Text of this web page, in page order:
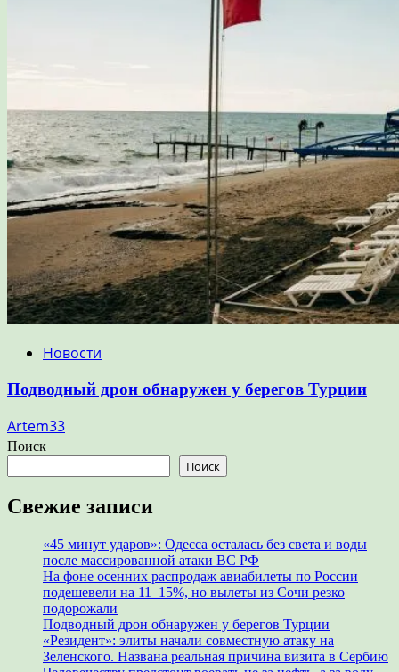
Новости
Подводный дрон обнаружен у берегов Турции
Artem33
Поиск
Поиск
Свежие записи
«45 минут ударов»: Одесса осталась без света и воды
после массированной атаки ВС РФ
На фоне осенних распродаж авиабилеты по России
подешевели на 11–15%, но вылеты из Сочи резко
подорожали
Подводный дрон обнаружен у берегов Турции
«Резидент»: элиты начали совместную атаку на
Зеленского. Названа реальная причина визита в Сербию